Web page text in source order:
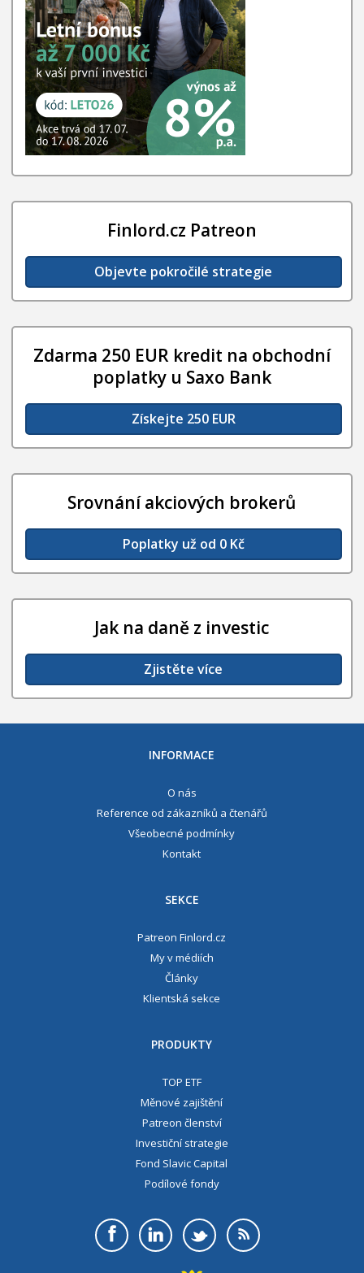
Finlord.cz Patreon
Objevte pokročilé strategie
Zdarma 250 EUR kredit na obchodní
poplatky u Saxo Bank
Získejte 250 EUR
Srovnání akciových brokerů
Poplatky už od 0 Kč
Jak na daně z investic
Zjistěte více
INFORMACE
O nás
Reference od zákazníků a čtenářů
Všeobecné podmínky
Kontakt
SEKCE
Patreon Finlord.cz
My v médiích
Články
Klientská sekce
PRODUKTY
TOP ETF
Měnové zajištění
Patreon členství
Investiční strategie
Fond Slavic Capital
Podílové fondy